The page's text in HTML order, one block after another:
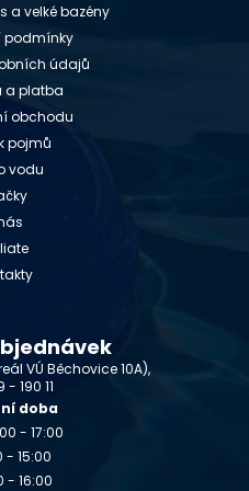
a velké bazény
podmínky
údajů
a platba
obchodu
pojmů
vodu
VÚ Běchovice 10A),
- 190 11
doba
- 17:00
- 15:00
- 16:00